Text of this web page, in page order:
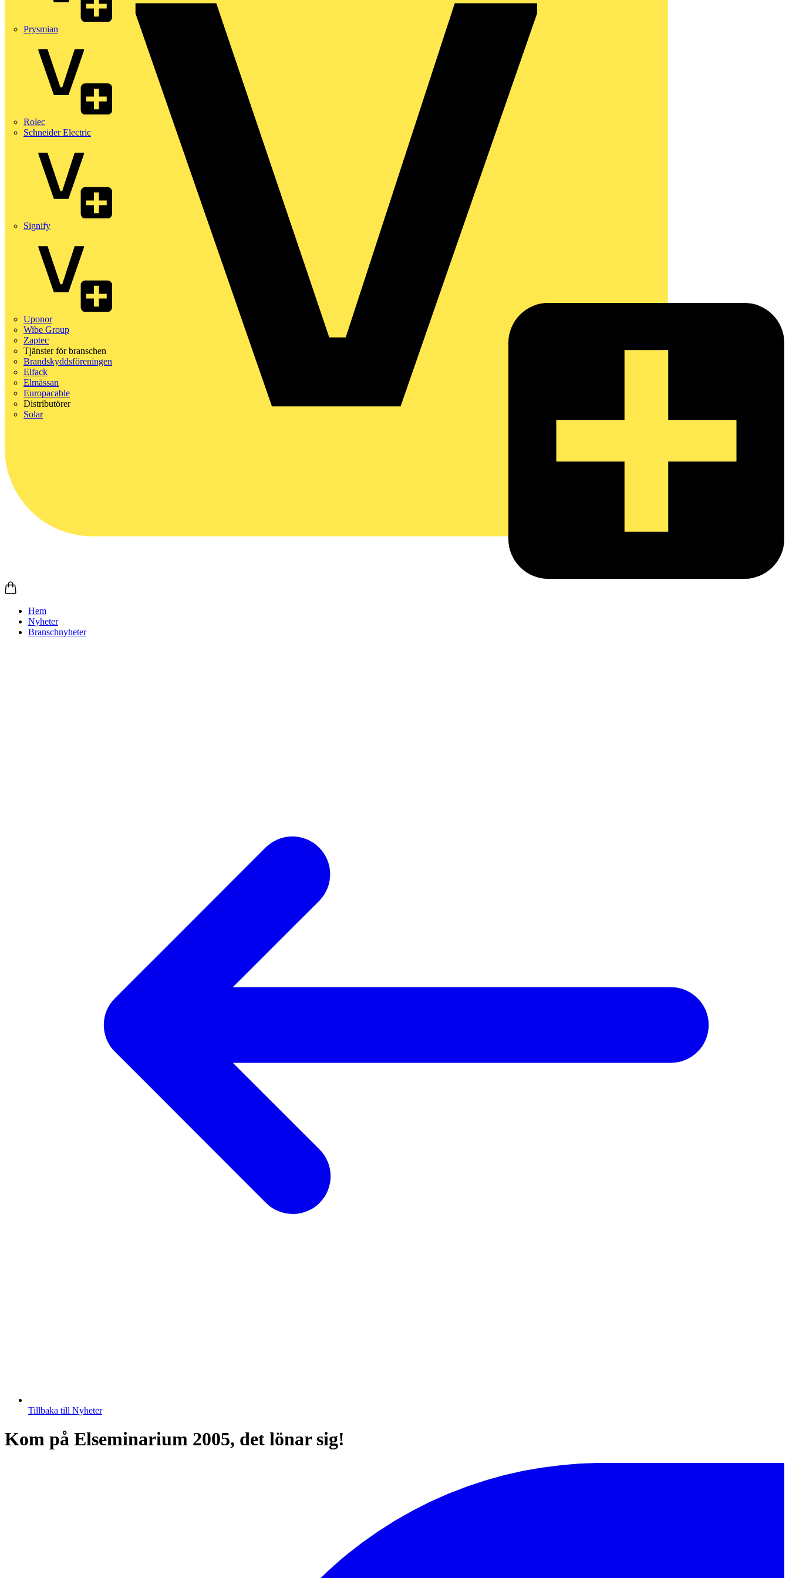
Prysmian
Rolec
Schneider Electric
Signify
Uponor
Wibe Group
Zaptec
Tjänster för branschen
Brandskyddsföreningen
Elfack
Elmässan
Europacable
Distributörer
Solar
Hem
Nyheter
Branschnyheter
Tillbaka till Nyheter
Kom på Elseminarium 2005, det lönar sig!